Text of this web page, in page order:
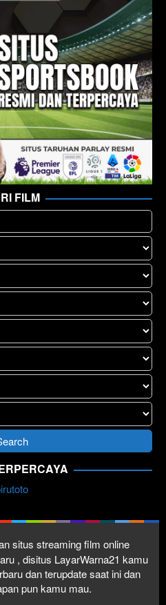
FILM
situs streaming film online
, disitus LayarWarna21 kamu
dan terupdate saat ini dan
pun kamu mau.